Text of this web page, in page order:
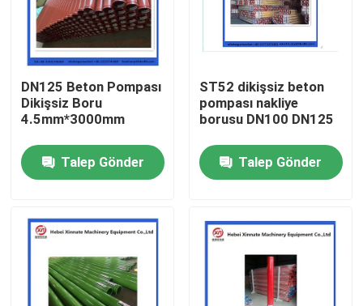
Ana sayfa
Ürünler
Hakkımızda
DN125 Beton Pompası
Dikişsiz Boru
4.5mm*3000mm
Talep Gönder
ST52 dikişsiz beton
pompası nakliye
borusu DN100 DN125
Talep Gönder